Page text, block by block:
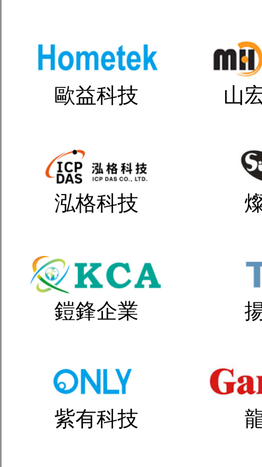
歐益科技 山
泓格科技
鎧鋒企業
紫有科技